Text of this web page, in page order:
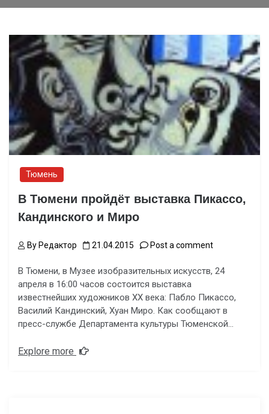
Тюмень
В Тюмени пройдёт выставка Пикассо,
Кандинского и Миро
By Редактор 21.04.2015 Post a comment
В Тюмени, в Музее изобразительных искусств, 24
апреля в 16:00 часов состоится выставка
известнейших художников ХХ века: Пабло Пикассо,
Василий Кандинский, Хуан Миро. Как сообщают в
пресс-службе Департамента культуры Тюменской…
Explore more